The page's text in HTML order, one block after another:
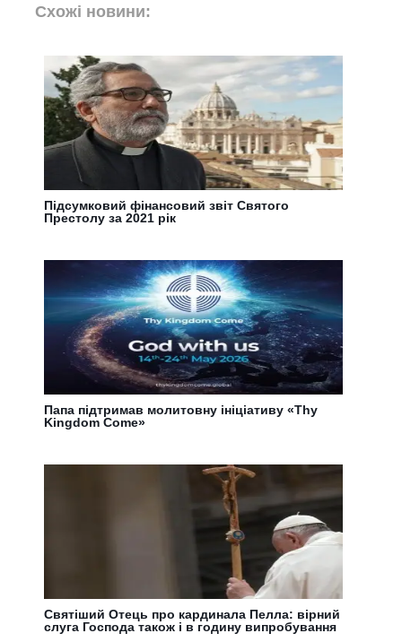
Схожі новини:
Підсумковий фінансовий звіт Святого
Престолу за 2021 рік
Папа підтримав молитовну ініціативу «Thy
Kingdom Come»
Святіший Отець про кардинала Пелла: вірний
слуга Господа також і в годину випробування